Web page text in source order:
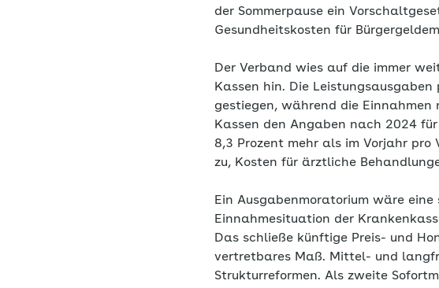
der Sommerpause ein
Gesundheitskosten für
Der Verband wies auf die immer
Kassen hin. Die
gestiegen, während die Einnahmen
Kassen den Angaben nach 2024
8,3 Prozent mehr als im Vorjahr
zu, Kosten für ärztliche
Ein Ausgabenmoratorium wäre
Einnahmesituation der
Das schließe künftige Preis- und
vertretbares Maß. Mittel- und
Strukturreformen. Als zweite